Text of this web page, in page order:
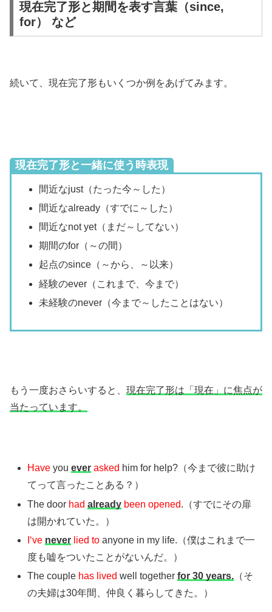
現在完了形と期間を表す言葉（since,
for） など
続いて、現在完了形もいくつか例をあげてみます。
現在完了形と一緒に使う時表現
間近なjust（たった今～した）
間近なalready（すでに～した）
間近なnot yet（まだ～してない）
期間のfor（～の間）
起点のsince（～から、～以来）
経験のever（これまで、今まで）
未経験のnever（今まで～したことはない）
もう一度おさらいすると、 現在完了形は「現在」に焦点が
当たっています。
Have youever asked him for help?（今まで彼に助け
てって言ったことある？）
The door had already been opened.（すでにその扉
は開かれていた。）
I‘ve never lied to anyone in my life.（僕はこれまで一
度も嘘をついたことがないんだ。）
The couple has lived well together for 30 years. （そ
の夫婦は30年間、仲良く暮らしてきた。）